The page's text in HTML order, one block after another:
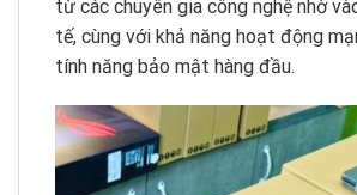
từ các chuyên gia công nghệ nhờ
tế, cùng với khả năng hoạt động
tính năng bảo mật hàng đầu.